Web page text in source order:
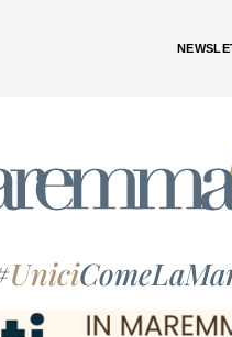
Unici